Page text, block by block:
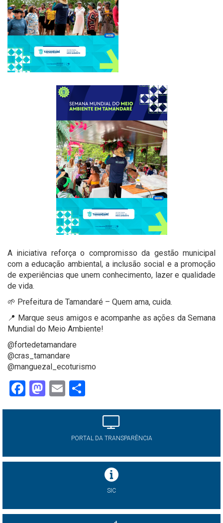
A iniciativa reforça o compromisso da gestão municipal
com a educação ambiental, a inclusão social e a promoção
de experiências que unem conhecimento, lazer e qualidade
de vida.
🌱 Prefeitura de Tamandaré – Quem ama, cuida.
📍 Marque seus amigos e acompanhe as ações da Semana
Mundial do Meio Ambiente!
@fortedetamandare
@cras_tamandare
@manguezal_ecoturismo
Facebook
Mastodon
Email
PORTAL DA TRANSPARÊNCIA
SIC